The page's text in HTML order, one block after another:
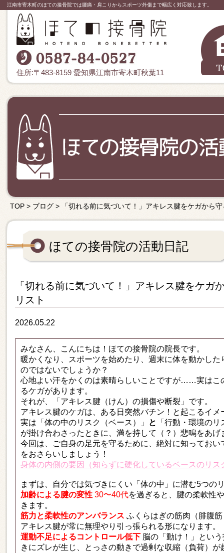
江南市寄木町のほての接骨院では腰痛・肩こりからスポーツ外傷まで幅広く対応致します。
住所:〒483-8159 愛知県江南市寄木町秋葉11
TOP > ブログ> 「切れる前に気づいて！」アキレス腱をケガから
ほての接骨院の活動日記
「切れる前に気づいて！」アキレス腱をケガ
リスト
2026.05.22
みなさん、こんにちは！ほての接骨院の院長です。
暖かくなり、スポーツを始めたり、週末に体を動かし
のではないでしょうか？
心地よい汗をかくのは素晴らしいことですが……実はこ
るケガがあります。
それが、「アキレス腱（けん）の損傷や断裂」です。
アキレス腱のケガは、ある日突然バチン！と起こるイメ
実は「体の中のリスク（ベース）」
と
「行動・環境の
が掛け合わさったときに、満を持して（？）悲鳴をあげ
今回は、ご自身の足元を守るために、絶対に知っておい
をおさらいしましょう！
身体の内側の要因（知らずに硬化しているベースのリス
まずは、自分では気づきにくい「体の中」に潜む5つの
加齢による腱の変性 30〜40代を過ぎると、腱の柔軟性
きます。
筋力と柔軟性のアンバランス ふくらはぎの筋肉（腓腹
アキレス腱が常に無理やり引っ張られる形になります。
運動不足によるコントロール低下 脳の「動け！」とい
きにズレが生じ、とっさの動きで過剰な収縮（負荷）が